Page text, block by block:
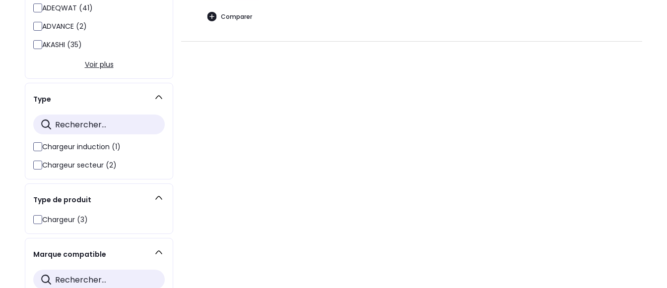
ADEQWAT (41)
ADVANCE (2)
AKASHI (35)
Voir plus
Type
Chargeur induction (1)
Chargeur secteur (2)
Type de produit
Chargeur (3)
Marque compatible
Comparer